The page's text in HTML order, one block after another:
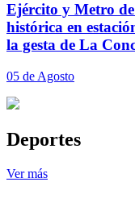
Ejército y Metro
histórica en
la gesta de La
05 de Agosto
Deportes
Ver más